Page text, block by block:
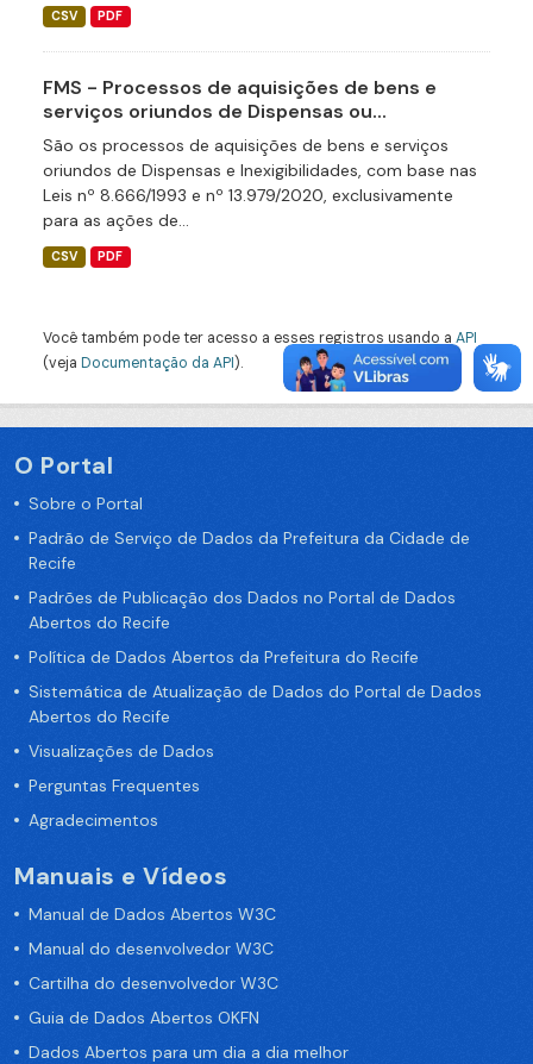
CSV PDF
FMS - Processos de aquisições de bens e
serviços oriundos de Dispensas ou...
São os processos de aquisições de bens e serviços
oriundos de Dispensas e Inexigibilidades, com base nas
Leis nº 8.666/1993 e nº 13.979/2020, exclusivamente
para as ações de...
CSV PDF
Você também pode ter acesso a esses registros usando a API
(veja Documentação da API).
O Portal
Sobre o Portal
Padrão de Serviço de Dados da Prefeitura da Cidade de
Recife
Padrões de Publicação dos Dados no Portal de Dados
Abertos do Recife
Política de Dados Abertos da Prefeitura do Recife
Sistemática de Atualização de Dados do Portal de Dados
Abertos do Recife
Visualizações de Dados
Perguntas Frequentes
Agradecimentos
Manuais e Vídeos
Manual de Dados Abertos W3C
Manual do desenvolvedor W3C
Cartilha do desenvolvedor W3C
Guia de Dados Abertos OKFN
Dados Abertos para um dia a dia melhor